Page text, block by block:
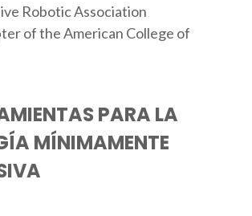
Robotic Association
of the American College of
PARA LA
MÍNIMAMENTE